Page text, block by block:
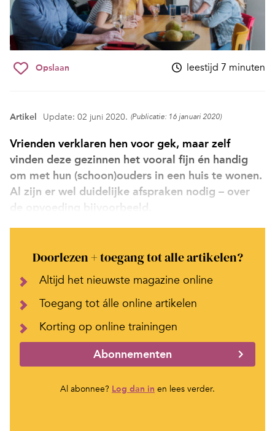
Opslaan leestijd 7 minuten
Artikel Update: 02 juni 2020. (Publicatie: 16 januari 2020)
Vrienden verklaren hen voor gek, maar zelf
vinden deze gezinnen het vooral fijn én handig
om met hun (schoon)ouders in een huis te wonen.
Al zijn er wel duidelijke afspraken nodig – over
de opvoeding bijvoorbeeld.
Doorlezen + toegang tot alle artikelen?
Altijd het nieuwste magazine online
Toegang tot álle online artikelen
Korting op online trainingen
Abonnementen
Al abonnee? Log dan in en lees verder.